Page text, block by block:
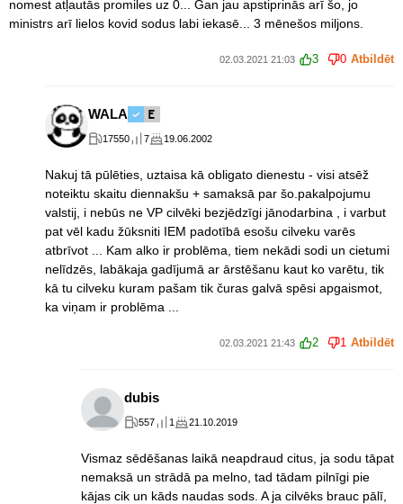
nomest atļautās promiles uz 0... Gan jau apstiprinās arī šo, jo
ministrs arī lielos kovid sodus labi iekasē... 3 mēnešos miljons.
02.03.2021 21:03 3 0 Atbildēt
WALA
17550 7 19.06.2002
Nakuj tā pūlēties, uztaisa kā obligato dienestu - visi atsēž
noteiktu skaitu diennakšu + samaksā par šo.pakalpojumu
valstij, i nebūs ne VP cilvēki bezjēdzīgi jānodarbina , i varbut
pat vēl kadu žūksniti IEM padotībā esošu cilveku varēs
atbrīvot ... Kam alko ir problēma, tiem nekādi sodi un cietumi
nelīdzēs, labākaja gadījumā ar ārstēšanu kaut ko varētu, tik
kā tu cilveku kuram pašam tik čuras galvā spēsi apgaismot,
ka viņam ir problēma ...
02.03.2021 21:43 2 1 Atbildēt
dubis
557 1 21.10.2019
Vismaz sēdēšanas laikā neapdraud citus, ja sodu tāpat
nemaksā un strādā pa melno, tad tādam pilnīgi pie
kājas cik un kāds naudas sods. A ja cilvēks brauc pālī,